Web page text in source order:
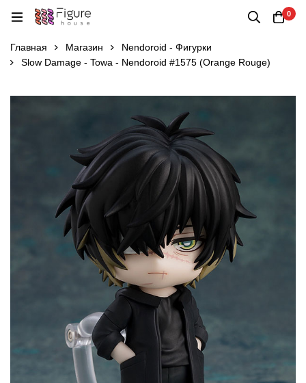
0
Главная Магазин
Nendoroid - Фигурки
Slow Damage - Towa - Nendoroid #1575 (Orange Rouge)